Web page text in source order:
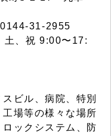
31-2955
、祝 9:00〜17:
ビル、病院、特別
場等の様々な場所
ックシステム、防